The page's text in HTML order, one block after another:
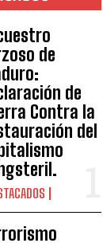
de
de
Contra la
del